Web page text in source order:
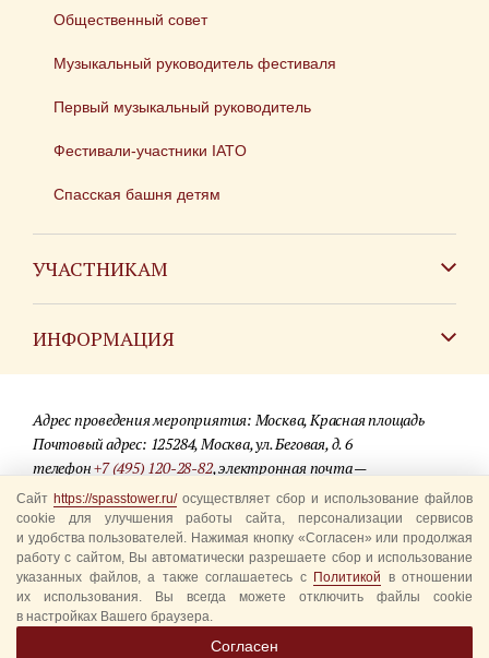
Общественный совет
Музыкальный руководитель фестиваля
Первый музыкальный руководитель
Фестивали-участники IATO
Спасская башня детям
УЧАСТНИКАМ
ИНФОРМАЦИЯ
Для СМИ
Где купить билеты
Акции
Вопрос-ответ
Правила посещения
Уполномоченные представители
Адрес проведения мероприятия: Москва, Красная площадь
Почтовый адрес: 125284, Москва, ул. Беговая, д. 6
телефон+7 (495) 120-28-82, электронная почта —
info@spasstower.ru
© 2009-2025 Официальный сайт фестиваля «Спасская башня»
Разработка сайта —студия «Сибирикс»
Сайт https://spasstower.ru/осуществляет сбор и использование файлов
cookie для улучшения работы сайта, персонализации сервисов
и удобства пользователей. Нажимая кнопку «Согласен» или продолжая
работу с сайтом, Вы автоматически разрешаете сбор и использование
указанных файлов, а также соглашаетесь с Политикой в отношении
их использования. Вы всегда можете отключить файлы cookie
в настройках Вашего браузера.
Согласен